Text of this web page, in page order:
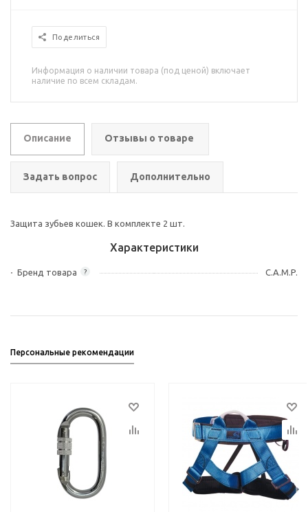
Поделиться
Информация о наличии товара (под ценой) включает
наличие по всем складам.
Описание Отзывы о товаре
Задать вопрос Дополнительно
Защита зубьев кошек. В комплекте 2 шт.
Характеристики
?
Бренд товара C.A.M.P.
Персональные рекомендации